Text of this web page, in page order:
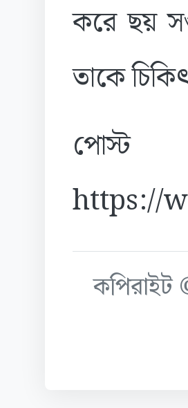
করে ছয়
তাকে
https://
কপিরাইট